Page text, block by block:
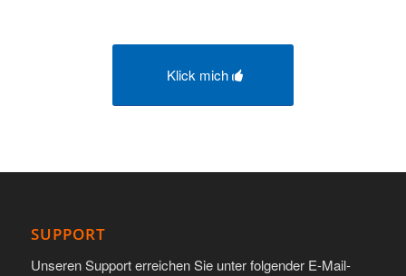
Klick mich
SUPPORT
Unseren Support erreichen Sie unter folgender E-Mail-